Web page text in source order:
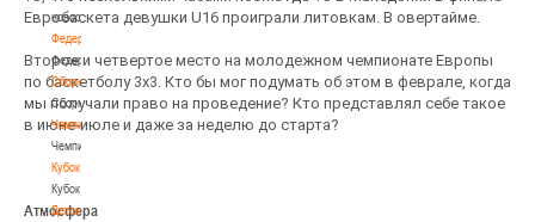
новости
Федерация
Федерация
Сборные
Сборные
Чемпионат
Чемпионат
Кубок
Кубок
Детско-
Евробаскета девушки U16 проиграли литовкам. В овертайме.
Второе и четвертое место на молодежном чемпионате Европы
по баскетболу 3х3. Кто бы мог подумать об этом в феврале, когда
мы получали право на проведение? Кто представлял себе такое
в июне-июле и даже за неделю до старта?
Атмосфера